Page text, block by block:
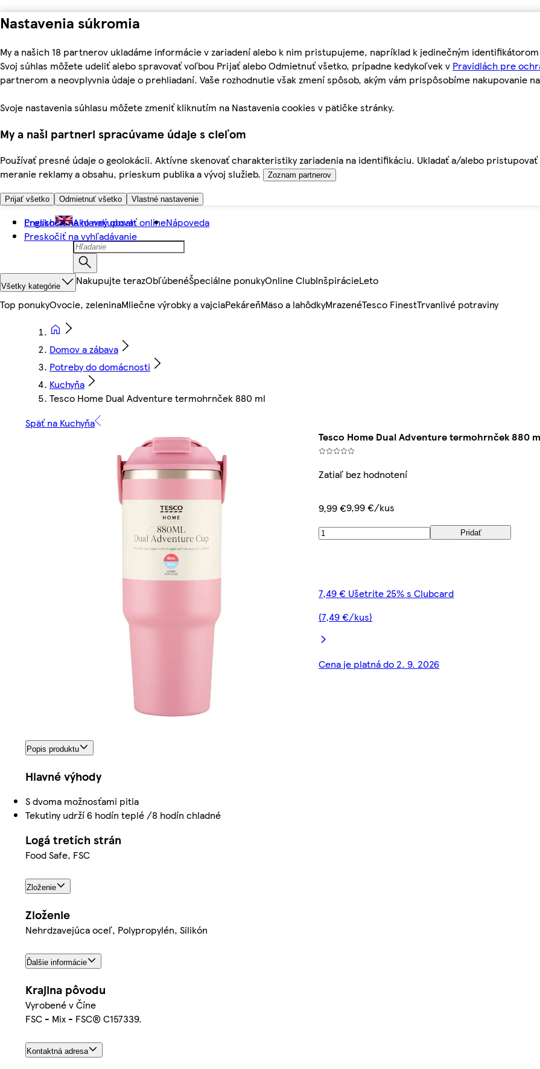
Nastavenia súkromia
My a našich 18 partnerov ukladáme informácie v zariadení alebo k nim pristupujeme, napríklad k jedinečným
Svoj súhlas môžete udeliť alebo spravovať voľbou Prijať alebo Odmietnuť všetko, prípadne kedykoľvek v Pravidlách pre
partnerom a neovplyvnia údaje o prehliadaní. Vaše rozhodnutie však zmení spôsob, akým vám prispôsobíme nakupovanie
Svoje nastavenia súhlasu môžete zmeniť kliknutím na Nastavenia cookies v pätičke stránky.
My a naši partneri spracúvame údaje s cieľom
Používať presné údaje o geolokácii. Aktívne skenovať charakteristiky zariadenia na identifikáciu. Ukladať a/alebo
meranie reklamy a obsahu, prieskum publika a vývoj služieb.
Zoznam partnerov
Prijať všetko Odmietnuť všetko Vlastné nastavenie
Preskočiť na hlavný obsah
Preskočiť na vyhľadávanie
English Ako nakupovať onlineNápoveda
Všetky kategórie Nakupujte terazObľúbenéŠpeciálne ponukyOnline ClubInšpirácieLeto
Top ponukyOvocie, zeleninaMliečne výrobky a vajciaPekáreňMäso a lahôdkyMrazenéTesco FinestTrvanlivé potraviny
Domov a zábava
Potreby do domácnosti
Kuchyňa
Tesco Home Dual Adventure termohrnček 880 ml
Späť na Kuchyňa
Tesco Home Dual Adventure termohrnček 880
Zatiaľ bez hodnotení
9,99 €9,99 €/kus
Pridať
7,49 € Ušetrite 25% s Clubcard
(7,49 €/kus)
Cena je platná do 2. 9. 2026
Popis produktu
Hlavné výhody
S dvoma možnosťami pitia
Tekutiny udrží 6 hodín teplé /8 hodín chladné
Logá tretích strán
Food Safe, FSC
Zloženie
Zloženie
Nehrdzavejúca oceľ, Polypropylén, Silikón
Ďalšie informácie
Krajina pôvodu
Vyrobené v Číne
FSC - Mix - FSC® C157339.
Kontaktná adresa